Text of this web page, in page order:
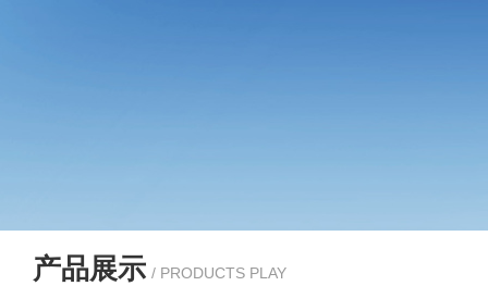
产品展示 / PRODUCTS PLAY